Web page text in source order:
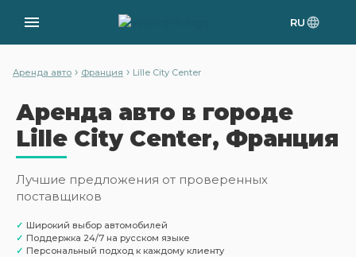
RU
Аренда авто › Франция › Lille City Center
Аренда авто в городе
Lille City Center, Франция
Лучшие предложения от проверенных
поставщиков
✓ Широкий выбор автомобилей
✓ Поддержка 24/7 на русском языке
✓ Персональный подход к каждому клиенту